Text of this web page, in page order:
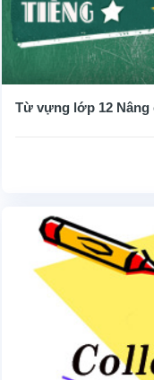
Từ vựng lớp 12 Nâng